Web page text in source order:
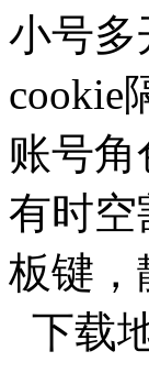
小号多
cookie
账号
有时空
板键，
下载